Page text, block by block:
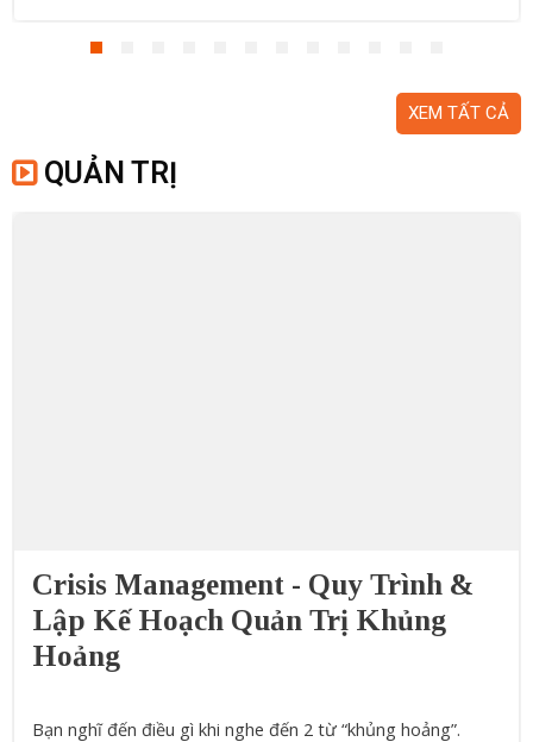
XEM TẤT CẢ
QUẢN TRỊ
Crisis Management - Quy Trình &
Lập Kế Hoạch Quản Trị Khủng
Hoảng
Bạn nghĩ đến điều gì khi nghe đến 2 từ “khủng hoảng”.